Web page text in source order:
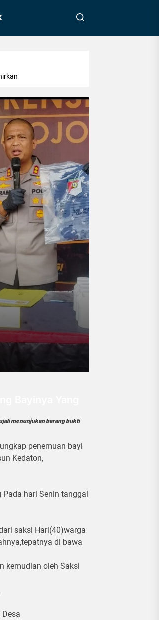
menunjukan barang bukti
penemuan bayi
Kedaton,
Pada hari Senin tanggal
saksi Hari(40)warga
di bawa
kemudian oleh Saksi